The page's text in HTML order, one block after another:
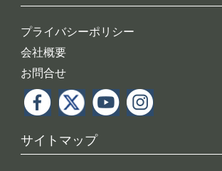
プライバシーポリシー
会社概要
お問合せ
サイトマップ